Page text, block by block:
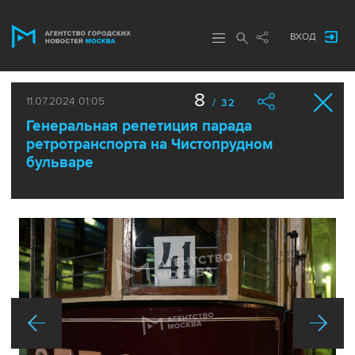
ВХОД
11.07.2024 01:05
Генеральная репетиция парада
ретротранспорта на Чистопрудном
бульваре
8 / 32